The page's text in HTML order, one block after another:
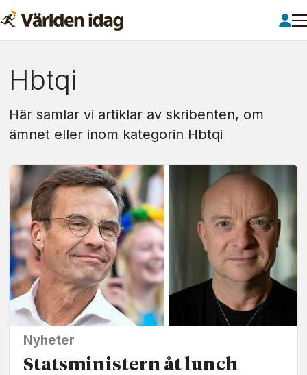
Om:
hbtqi
Hbtqi
Här samlar vi artiklar av skribenten, om
ämnet eller inom kategorin Hbtqi
Nyheter
Statsministern åt lunch